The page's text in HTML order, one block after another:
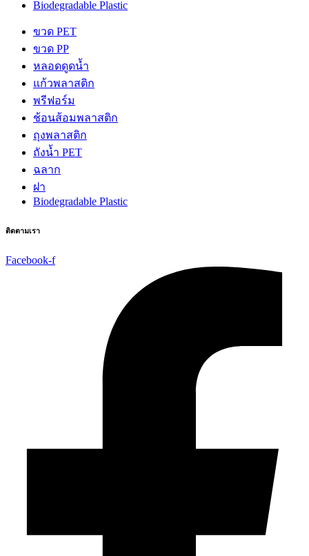
Biodegradable Plastic
ขวด PET
ขวด PP
หลอดดูดน้ำ
แก้วพลาสติก
พรีฟอร์ม
ช้อนส้อมพลาสติก
ถุงพลาสติก
ถังน้ำ PET
ฉลาก
ฝา
Biodegradable Plastic
ติดตามเรา
Facebook-f